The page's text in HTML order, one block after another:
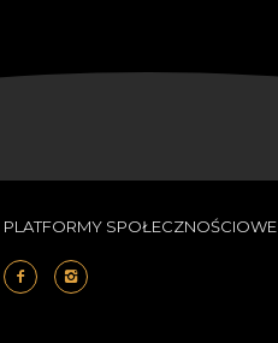
PLATFORMY SPOŁECZNOŚCIOWE